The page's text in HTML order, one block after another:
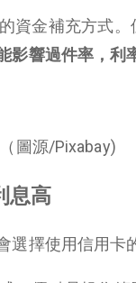
資金補充方式
影響過件率，利
圖源/Pixabay)
息高
擇使用信用卡